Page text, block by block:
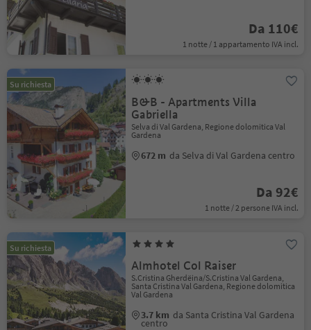
Da 110€
1 notte / 1 appartamento IVA incl.
Su richiesta
B&B - Apartments Villa
Gabriella
Selva di Val Gardena, Regione dolomitica Val
Gardena
672 m da Selva di Val Gardena centro
Da 92€
1 notte / 2 persone IVA incl.
Su richiesta
Almhotel Col Raiser
S.Cristina Gherdëina/S.Cristina Val Gardena,
Santa Cristina Val Gardena, Regione dolomitica
Val Gardena
3.7 km da Santa Cristina Val Gardena
centro